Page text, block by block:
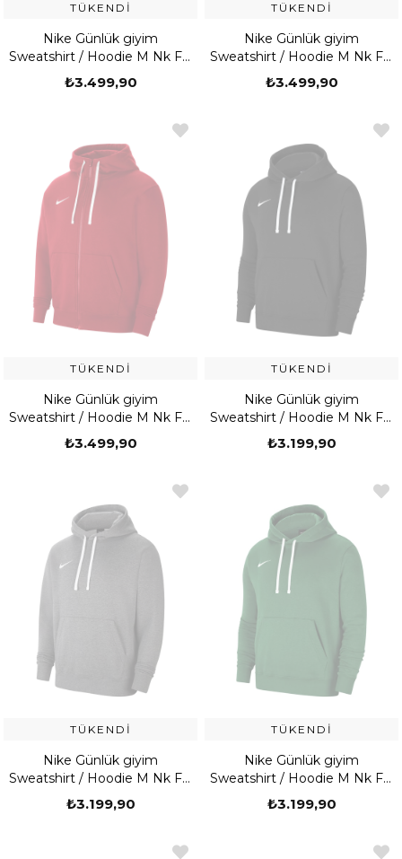
TÜKENDI
Nike Günlük giyim
Sweatshirt / Hoodie M Nk Flc
Park20 Fz Hoodie
₺3.499,90
TÜKENDI
Nike Günlük giyim
Sweatshirt / Hoodie M Nk Flc
Park20 Fz Hoodie
₺3.499,90
TÜKENDI
Nike Günlük giyim
Sweatshirt / Hoodie M Nk Flc
Park20 Fz Hoodie
₺3.499,90
TÜKENDI
Nike Günlük giyim
Sweatshirt / Hoodie M Nk Flc
Park20 Po Hoodie
₺3.199,90
TÜKENDI
Nike Günlük giyim
Sweatshirt / Hoodie M Nk Flc
Park20 Po Hoodie
₺3.199,90
TÜKENDI
Nike Günlük giyim
Sweatshirt / Hoodie M Nk Flc
Park20 Po Hoodie
₺3.199,90